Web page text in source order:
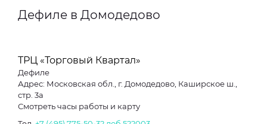
Дефиле в Домодедово
ТРЦ «Торговый Квартал»
Дефиле
Адрес: Московская обл., г. Домодедово, Каширское ш.,
стр. 3а
Смотреть часы работы и карту